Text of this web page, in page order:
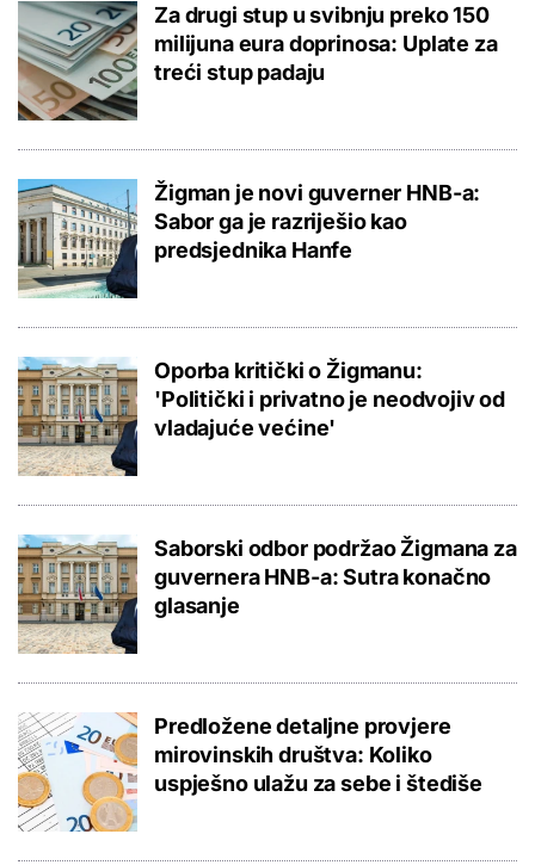
Za drugi stup u svibnju preko 150
milijuna eura doprinosa: Uplate za
treći stup padaju
Žigman je novi guverner HNB-a:
Sabor ga je razriješio kao
predsjednika Hanfe
Oporba kritički o Žigmanu:
'Politički i privatno je neodvojiv od
vladajuće većine'
Saborski odbor podržao Žigmana za
guvernera HNB-a: Sutra konačno
glasanje
Predložene detaljne provjere
mirovinskih društva: Koliko
uspješno ulažu za sebe i štediše